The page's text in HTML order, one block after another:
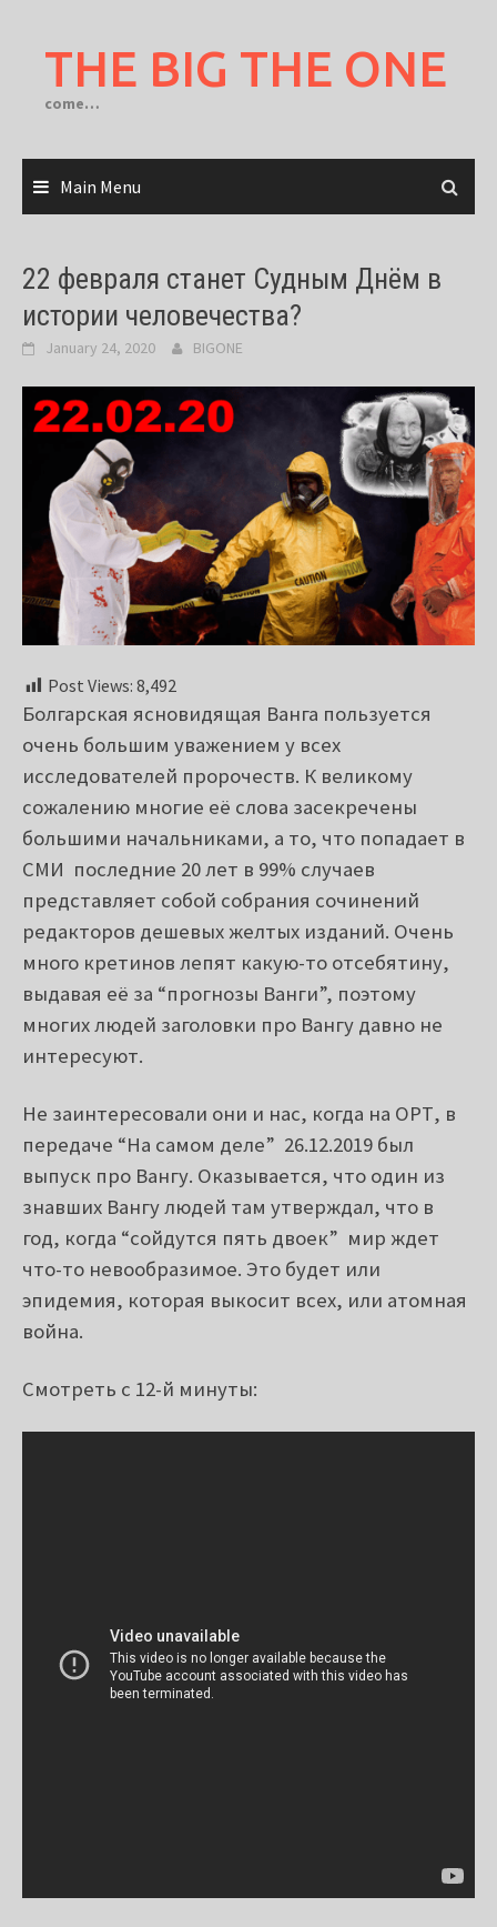
THE BIG THE ONE
come…
Main Menu
22 февраля станет Судным Днём в
истории человечества?
January 24, 2020 BIGONE
Post Views: 8,492
Болгарская ясновидящая Ванга пользуется
очень большим уважением у всех
исследователей пророчеств. К великому
сожалению многие её слова засекречены
большими начальниками, а то, что попадает в
СМИ последние 20 лет в 99% случаев
представляет собой собрания сочинений
редакторов дешевых желтых изданий. Очень
много кретинов лепят какую-то отсебятину,
выдавая её за “прогнозы Ванги”, поэтому
многих людей заголовки про Вангу давно не
интересуют.
Не заинтересовали они и нас, когда на ОРТ, в
передаче “На самом деле” 26.12.2019 был
выпуск про Вангу. Оказывается, что один из
знавших Вангу людей там утверждал, что в
год, когда “сойдутся пять двоек” мир ждет
что-то невообразимое. Это будет или
эпидемия, которая выкосит всех, или атомная
война.
Смотреть с 12-й минуты: